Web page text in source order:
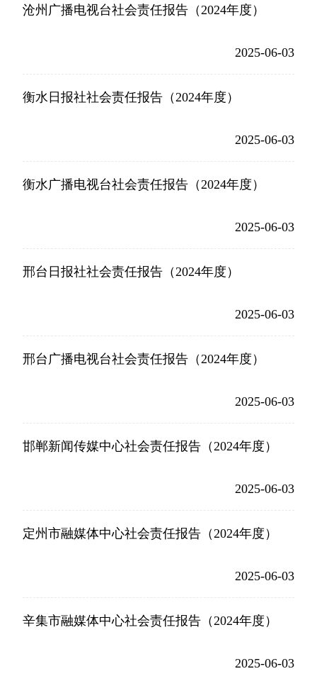
沧州广播电视台社会责任报告（2024年度）
2025-06-03
衡水日报社社会责任报告（2024年度）
2025-06-03
衡水广播电视台社会责任报告（2024年度）
2025-06-03
邢台日报社社会责任报告（2024年度）
2025-06-03
邢台广播电视台社会责任报告（2024年度）
2025-06-03
邯郸新闻传媒中心社会责任报告（2024年度）
2025-06-03
定州市融媒体中心社会责任报告（2024年度）
2025-06-03
辛集市融媒体中心社会责任报告（2024年度）
2025-06-03